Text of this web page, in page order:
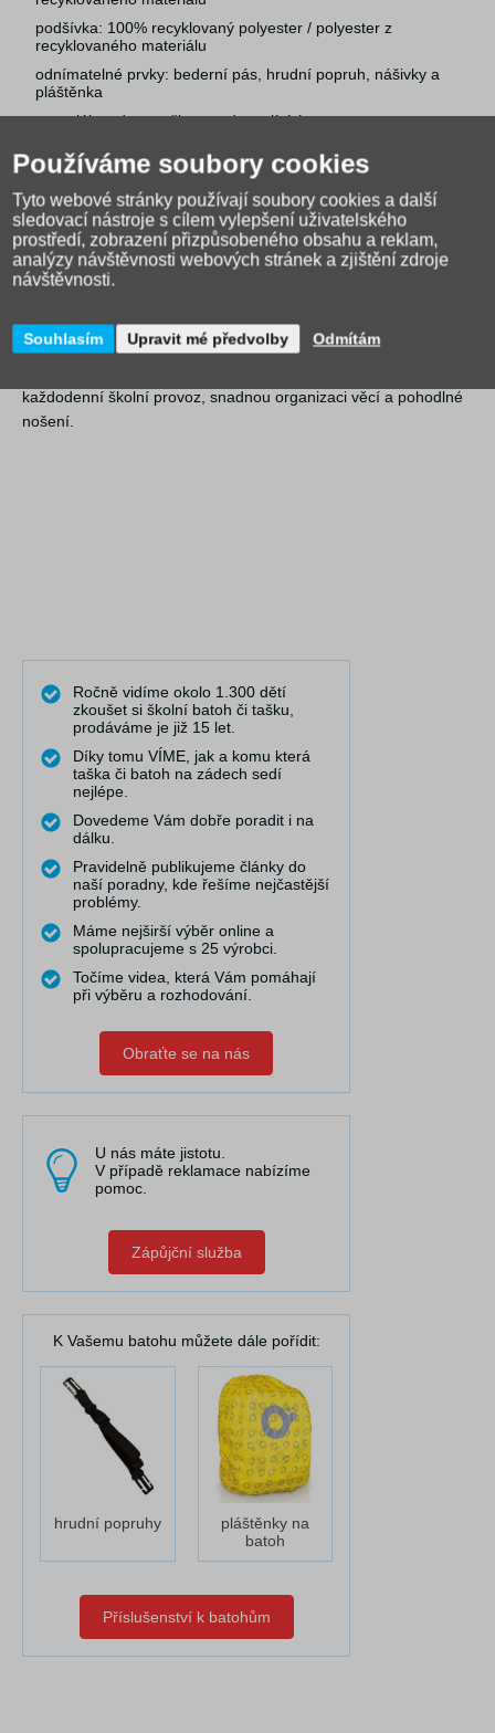
podšívka: 100% recyklovaný polyester / polyester z
recyklovaného materiálu
odnímatelné prvky: bederní pás, hrudní popruh, nášivky a
pláštěnka
materiál: vodu a nečistoty odpuzující úprava
dno: vyztužené, voděodolné
certifikace/označení: Ergonomic Product, PETA-Approved
Vegan, PFC free
vhodné pro: pro kluka i holku
věk: od 6 let, v parametrech také od 9 let
set je vyrobený z 35 recyklovaných PET lahví
Součástí školních setů Lässig jsou také praktická poutka pro
nášivky nebo drobné ozdoby, takže si dítě může vzhled aktovky i
každodenní školní provoz, snadnou organizaci věcí a pohodlné
nošení.
Ročně vidíme okolo 1.300 dětí
zkoušet si školní batoh či tašku,
prodáváme je již 15 let.
Díky tomu VÍME, jak a komu která
taška či batoh na zádech sedí
nejlépe.
Dovedeme Vám dobře poradit i na
dálku.
Pravidelně publikujeme články do
naší poradny, kde řešíme nejčastější
problémy.
Máme nejširší výběr online a
spolupracujeme s 25 výrobci.
Točíme videa, která Vám pomáhají
při výběru a rozhodování.
Obraťte se na nás
U nás máte jistotu.
V případě reklamace nabízíme
pomoc.
Zápůjční služba
K Vašemu batohu můžete dále pořídit:
hrudní popruhy
pláštěnky na
batoh
Příslušenství k batohům
Používáme soubory cookies
Tyto webové stránky používají soubory cookies a další
sledovací nástroje s cílem vylepšení uživatelského
prostředí, zobrazení přizpůsobeného obsahu a reklam,
analýzy návštěvnosti webových stránek a zjištění zdroje
návštěvnosti.
Souhlasím Upravit mé předvolby Odmítám